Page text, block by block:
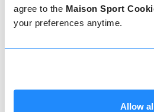
agree to the Maison Sport
your preferences anytime.
Allow